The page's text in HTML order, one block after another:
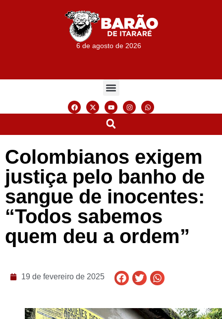
6 de agosto de 2026
Colombianos exigem
justiça pelo banho de
sangue de inocentes:
“Todos sabemos
quem deu a ordem”
19 de fevereiro de 2025